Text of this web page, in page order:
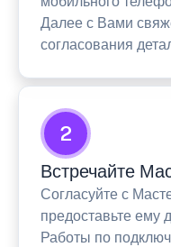
Далее с Вами
согласования
2
Встречайте
Согласуйте с
предоставьте ему
Работы по